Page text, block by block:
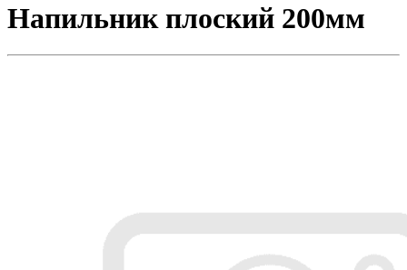
Напильник плоский 200мм